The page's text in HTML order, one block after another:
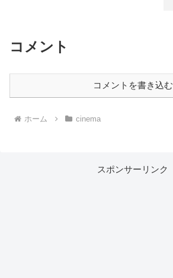
コメント
コメントを書き込む
ホーム cinema
スポンサーリンク